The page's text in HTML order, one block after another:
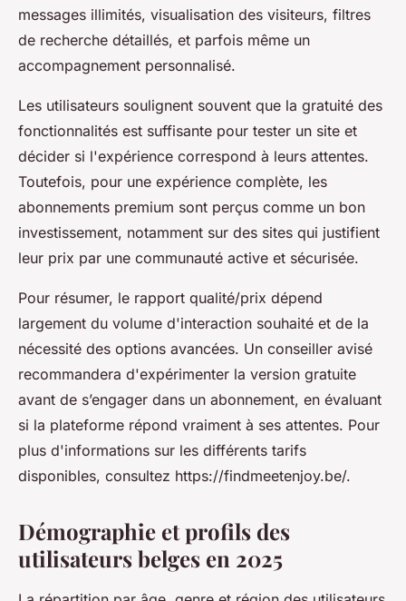
messages illimités, visualisation des visiteurs, filtres
de recherche détaillés, et parfois même un
accompagnement personnalisé.
Les utilisateurs soulignent souvent que la gratuité des
fonctionnalités est suffisante pour tester un site et
décider si l'expérience correspond à leurs attentes.
Toutefois, pour une expérience complète, les
abonnements premium sont perçus comme un bon
investissement, notamment sur des sites qui justifient
leur prix par une communauté active et sécurisée.
Pour résumer, le rapport qualité/prix dépend
largement du volume d'interaction souhaité et de la
nécessité des options avancées. Un conseiller avisé
recommandera d'expérimenter la version gratuite
avant de s’engager dans un abonnement, en évaluant
si la plateforme répond vraiment à ses attentes. Pour
plus d'informations sur les différents tarifs
disponibles, consultez https://findmeetenjoy.be/.
Démographie et profils des
utilisateurs belges en 2025